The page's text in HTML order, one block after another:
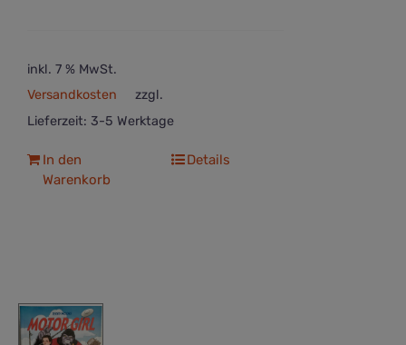
inkl. 7 % MwSt.
zzgl.
Versandkosten
Lieferzeit: 3-5 Werktage
In den
Warenkorb
Details